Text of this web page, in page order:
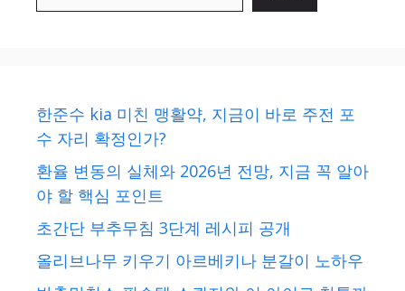
한준수 kia 미친 맹활약, 지금이 바로 주전 포
수 자리 확정인가?
환율 변동의 실체와 2026년 전망, 지금 꼭 알아
야 할 핵심 포인트
초간단 부추무침 3단계 레시피 공개
올리브나무 키우기 아르베키나 분갈이 노하우